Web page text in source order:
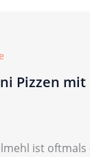
Pizzen mit
ist oftmals